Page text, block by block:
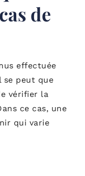
de
effectuée
se peut que
vérifier la
ce cas, une
qui varie